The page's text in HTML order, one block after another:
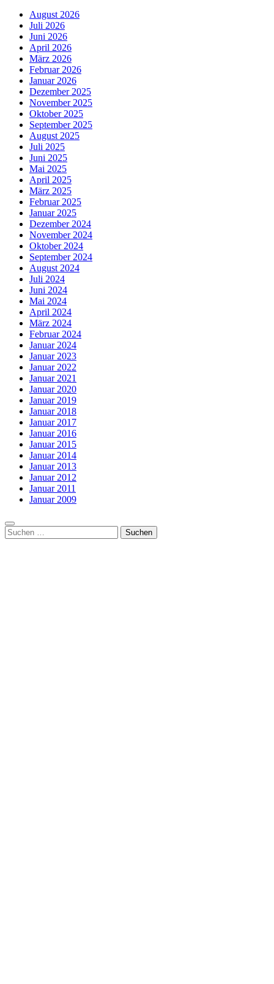
August 2026
Juli 2026
Juni 2026
April 2026
März 2026
Februar 2026
Januar 2026
Dezember 2025
November 2025
Oktober 2025
September 2025
August 2025
Juli 2025
Juni 2025
Mai 2025
April 2025
März 2025
Februar 2025
Januar 2025
Dezember 2024
November 2024
Oktober 2024
September 2024
August 2024
Juli 2024
Juni 2024
Mai 2024
April 2024
März 2024
Februar 2024
Januar 2024
Januar 2023
Januar 2022
Januar 2021
Januar 2020
Januar 2019
Januar 2018
Januar 2017
Januar 2016
Januar 2015
Januar 2014
Januar 2013
Januar 2012
Januar 2011
Januar 2009
Suchen
nach: